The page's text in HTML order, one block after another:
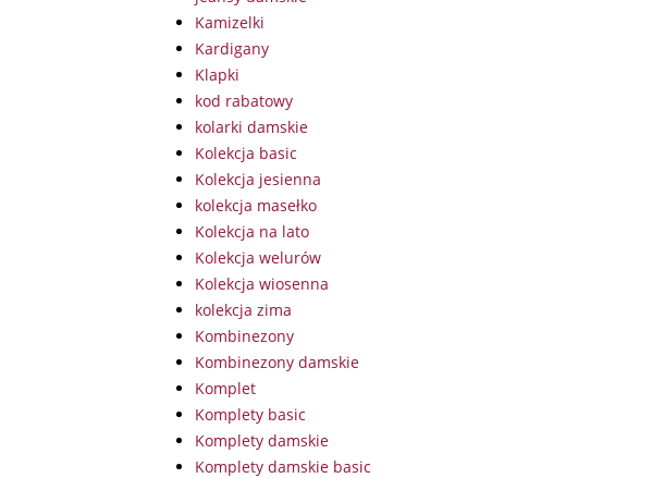
Kamizelki
Kardigany
Klapki
kod rabatowy
kolarki damskie
Kolekcja basic
Kolekcja jesienna
kolekcja masełko
Kolekcja na lato
Kolekcja welurów
Kolekcja wiosenna
kolekcja zima
Kombinezony
Kombinezony damskie
Komplet
Komplety basic
Komplety damskie
Komplety damskie basic